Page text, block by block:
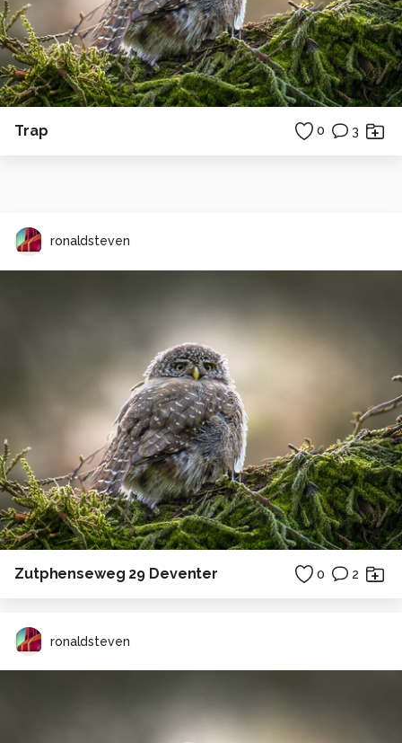
Trap 0 3
ronaldsteven
Zutphenseweg 29 Deventer 0 2
ronaldsteven